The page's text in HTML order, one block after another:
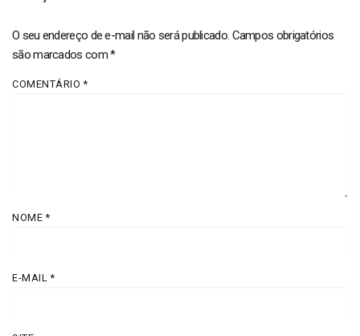
O seu endereço de e-mail não será publicado. Campos obrigatórios
são marcados com*
COMENTÁRIO*
NOME*
E-MAIL*